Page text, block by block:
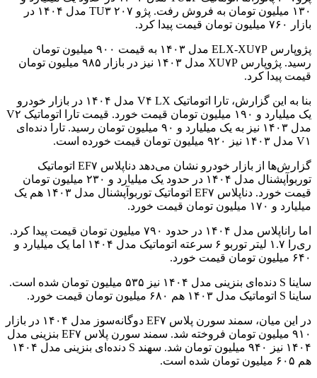
۱۳۰ میلیون تومان به فروش رفت. پژو ۲۰۷ TU۳ مدل ۱۴۰۴ در
بازار ۷۶۰ میلیون تومان قیمت پیدا کرد.
پژوپارس ELX-XU۷P مدل ۱۴۰۳ به قیمت ۹۰۰ میلیون تومان
رسید. پژوپارس XU۷P مدل ۱۴۰۳ نیز در بازار ۹۸۵ میلیون تومان
قیمت پیدا کرد.
بنا به این گزارش، تارا اتوماتیک V۴ LX مدل ۱۴۰۴ در بازار خودرو
یک میلیارد و ۱۹۰ میلیون تومان قیمت خورد. قیمت تارا اتوماتیک V۲
مدل ۱۴۰۳ نیز به یک میلیارد و ۹۰ میلیون تومان رسید. تارا دنده‌ای
V۱ مدل ۱۴۰۳ نیز ۹۲۰ میلیون تومان قیمت خورده است.
گزارش‌ها از بازار خودرو نشان می‌دهد دناپلاس EF۷ اتوماتیک
توربوآپشنال مدل ۱۴۰۴ در حدود یک میلیارد و ۲۳۰ میلیون تومان
قیمت خورد. دناپلاس EF۷ اتوماتیک توربوآپشنال مدل ۱۴۰۳ هم یک
میلیارد و ۱۷۰ میلیون تومان قیمت خورد.
اما راناپلاس مدل ۱۴۰۴ در حدود ۷۹۰ میلیون تومان قیمت پیدا کرد.
ری‌را ۱.۷ لیتر توربو ۶ سرعته اتوماتیک مدل ۱۴۰۴ اما یک میلیارد و
۶۴۰ میلیون تومان قیمت خورد.
ساینا S دنده‌ای بنزینی مدل ۱۴۰۴ نیز ۵۳۵ میلیون تومان شده است.
ساینا S اتوماتیک مدل ۱۴۰۳ هم ۶۸۰ میلیون تومان قیمت خورد.
در این میان، سمند سورن پلاس EF۷ دوگانه‌سوز مدل ۱۴۰۴ در بازار
۹۱۰ میلیون تومان فروخته شد. سمند سورن پلاس EF۷ بنزینی مدل
۱۴۰۴ نیز ۹۴۰ میلیون تومان شد. سهند S دنده‌ای بنزینی مدل ۱۴۰۴
هم ۶۰۵ میلیون تومان شده است.